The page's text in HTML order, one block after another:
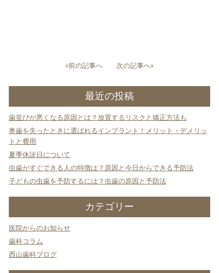
ナ
ゲ
ー
シ
ン
«前の記事へ 次の記事へ»
最近の投稿
歯並びが悪くなる原因とは？放置するリスクと矯正方法も
奥歯を失ったときに選ばれるインプラント！メリット・デメリッ
トと費用
夏季休診日について
虫歯がすぐできる人の特徴は？原因と今日からできる予防法
子どもの虫歯を予防するには？虫歯の原因と予防法
カテゴリー
医院からのお知らせ
歯科コラム
西山歯科ブログ